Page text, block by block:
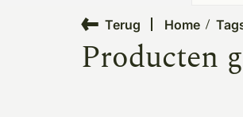
Terug Home
Producten